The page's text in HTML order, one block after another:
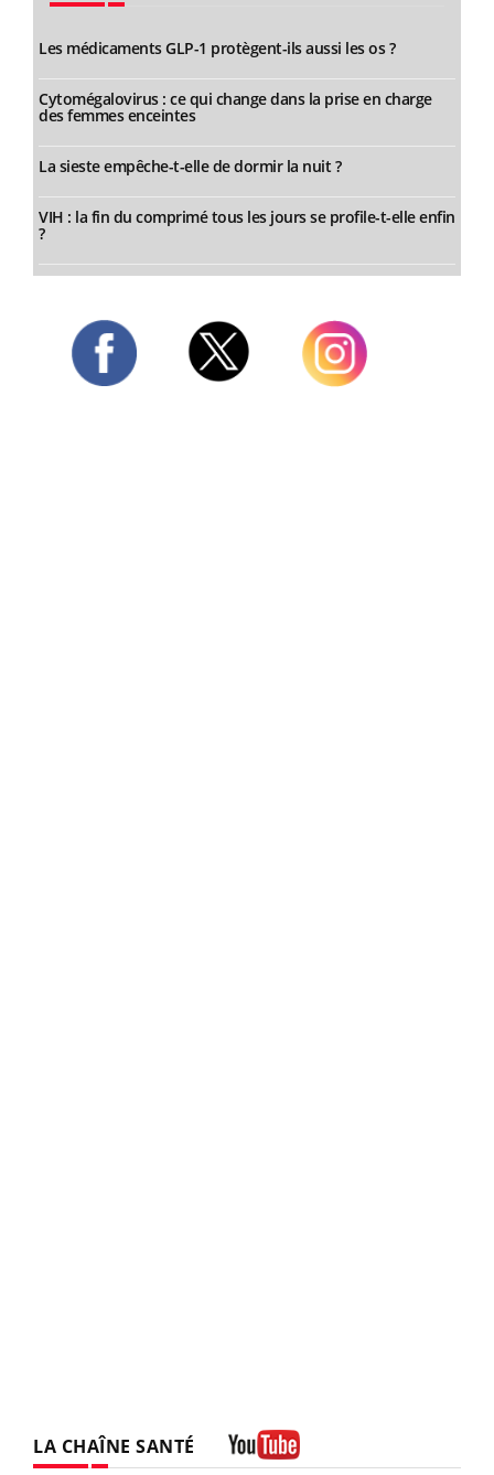
Les médicaments GLP-1 protègent-ils aussi les os ?
Cytomégalovirus : ce qui change dans la prise en charge
des femmes enceintes
La sieste empêche-t-elle de dormir la nuit ?
VIH : la fin du comprimé tous les jours se profile-t-elle enfin
?
LA CHAÎNE SANTÉ